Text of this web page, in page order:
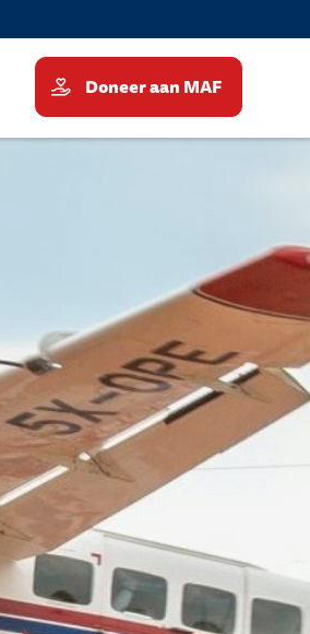
Doneer aan MAF